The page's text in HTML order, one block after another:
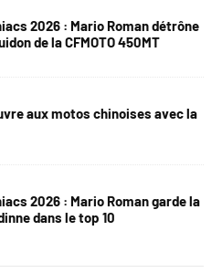
2026 : Mario Roman détrône
de la CFMOTO 450MT
aux motos chinoises avec la
2026 : Mario Roman garde la
dans le top 10